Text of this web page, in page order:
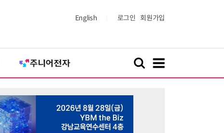
English 로그인 회원가입